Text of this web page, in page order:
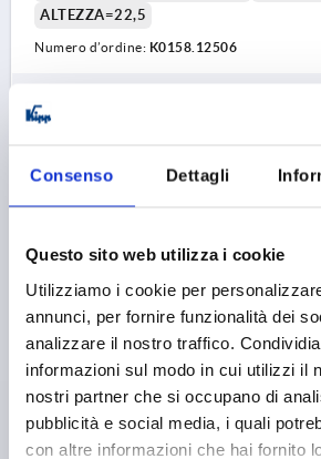
Consenso Dettagli
Questo sito web utilizza i cookie
Utilizziamo i cookie per
annunci, per fornire funzionalità dei
analizzare il nostro traffico.
informazioni sul modo in cui utilizzi il
nostri partner che si occupano di
pubblicità e social media, i quali
con altre informazioni che hai fornito
ALTEZZA=22,5
Numero d’ordine: K0158.12506
0,44 €
+ IVA
K0158 C
IMPUGNATURA SFERICA DIN319
FORMA:C CON FILETTATURA
TERMOPLASTICA NERO